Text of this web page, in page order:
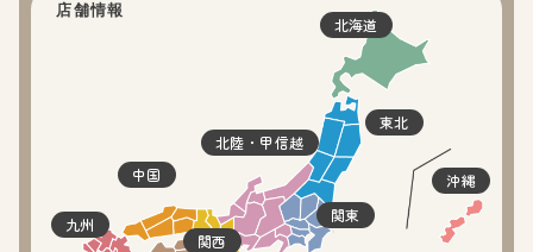
店舗情報
北海道
東北
関東
北陸・甲信越
関西
中国
九州
沖縄